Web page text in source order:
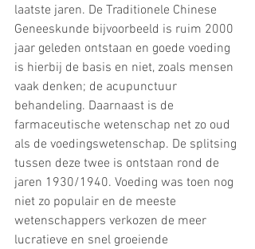
laatste jaren. De Traditionele Chinese
Geneeskunde bijvoorbeeld is ruim 2000
jaar geleden ontstaan en goede voeding
is hierbij de basis en niet, zoals mensen
vaak denken; de acupunctuur
behandeling. Daarnaast is de
farmaceutische wetenschap net zo oud
als de voedingswetenschap. De splitsing
tussen deze twee is ontstaan rond de
jaren 1930/1940. Voeding was toen nog
niet zo populair en de meeste
wetenschappers verkozen de meer
lucratieve en snel groeiende